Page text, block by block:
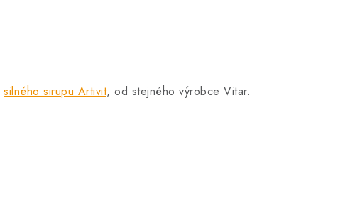
silného sirupu Artivit, od stejného výrobce Vitar.